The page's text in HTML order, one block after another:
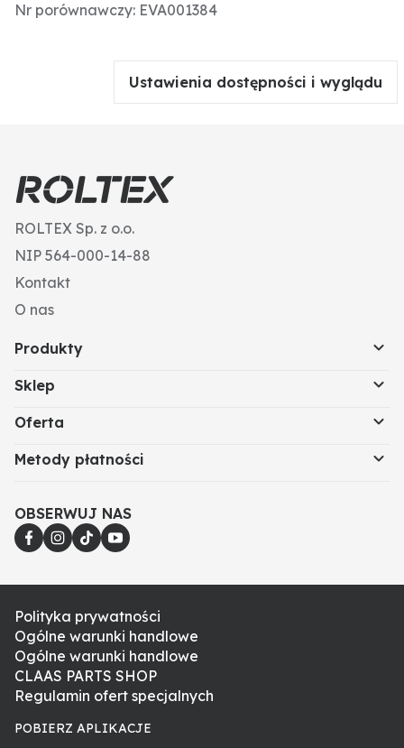
Nr porównawczy: EVA001384
Ustawienia dostępności i wyglądu
ROLTEX Sp. z o.o.
NIP 564-000-14-88
Kontakt
O nas
Produkty
Sklep
Oferta
Metody płatności
OBSERWUJ NAS
Polityka prywatności
Ogólne warunki handlowe
Ogólne warunki handlowe
CLAAS PARTS SHOP
Regulamin ofert specjalnych
POBIERZ APLIKACJE